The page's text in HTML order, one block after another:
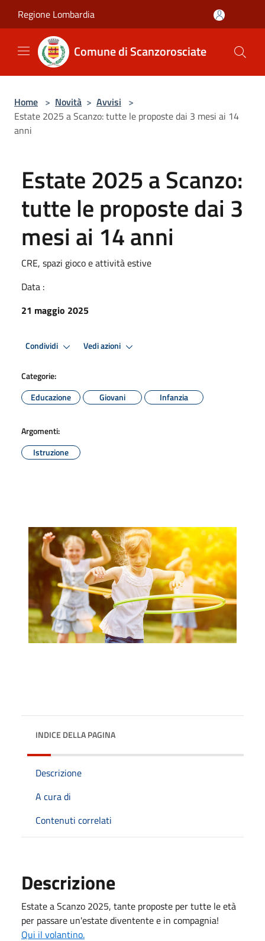
Regione Lombardia
Comune di Scanzorosciate
Home > Novità > Avvisi >
Estate 2025 a Scanzo: tutte le proposte dai 3 mesi ai 14
anni
Estate 2025 a Scanzo:
tutte le proposte dai 3
mesi ai 14 anni
CRE, spazi gioco e attività estive
Data :
21 maggio 2025
Condividi Vedi azioni
Categorie:
Educazione
Giovani Infanzia
Argomenti:
Istruzione
INDICE DELLA PAGINA
Descrizione
A cura di
Contenuti correlati
Descrizione
Estate a Scanzo 2025, tante proposte per tutte le età
per passare un'estate diventente e in compagnia!
Qui il volantino.